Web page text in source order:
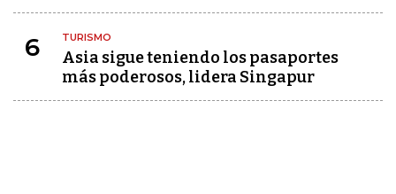
6 TURISMO
Asia sigue teniendo los pasaportes
más poderosos, lidera Singapur